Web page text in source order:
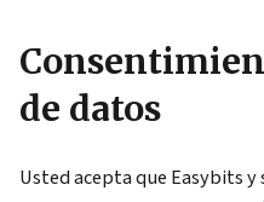
de datos
Usted acepta que Easybits